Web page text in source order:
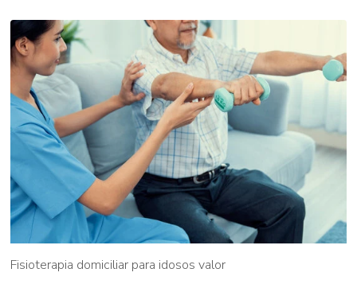
Fisioterapia domiciliar para idosos valor